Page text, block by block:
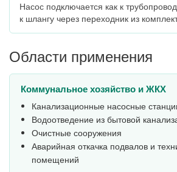
Насос подключается как к
к шлангу через переходник из
Области применения
Коммунальное хозяйство и ЖКХ
Канализационные насосные
Водоотведение из бытовой
Очистные сооружения
Аварийная откачка подвалов и
помещений